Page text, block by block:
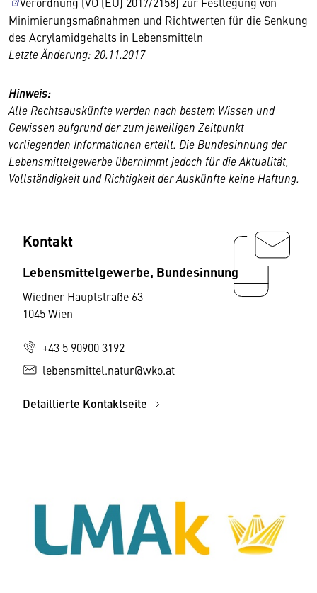
Minimierungsmaßnahmen und Richtwerten für die Senkung
des Acrylamidgehalts in Lebensmitteln
Letzte Änderung: 20.11.2017
Hinweis:
Alle Rechtsauskünfte werden nach bestem Wissen und
Gewissen aufgrund der zum jeweiligen Zeitpunkt
vorliegenden Informationen erteilt. Die Bundesinnung der
Lebensmittelgewerbe übernimmt jedoch für die Aktualität,
Vollständigkeit und Richtigkeit der Auskünfte keine Haftung.
Kontakt
Lebensmittelgewerbe, Bundesinnung
Wiedner Hauptstraße 63
1045 Wien
+43 5 90900 3192
lebensmittel.natur@wko.at
Detaillierte Kontaktseite